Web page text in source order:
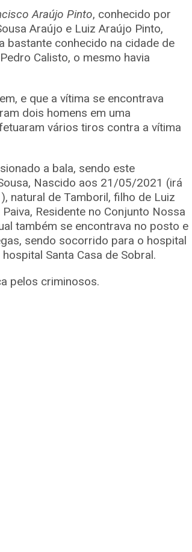
Araújo Pinto, conhecido por
Araújo e Luiz Araújo Pinto,
bastante conhecido na cidade de
Calisto, o mesmo havia
e que a vítima se encontrava
dois homens em uma
vários tiros contra a vítima
a bala, sendo este
Nascido aos 21/05/2021 (irá
natural de Tamboril, filho de Luiz
Residente no Conjunto Nossa
também se encontrava no posto e
sendo socorrido para o hospital
Santa Casa de Sobral.
pelos criminosos.